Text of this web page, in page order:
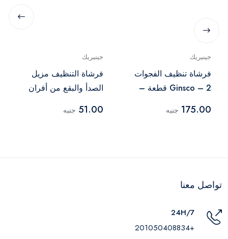
جينيريك
فرشاة تنظيف الفجوات
Ginsco – 2 قطعة –
175.00 جنيه
جينيريك
فرشاة التنظيف مزيل
الصدأ والبقع من أفران
51.00 جنيه
تواصل معنا
24H/7
+201050408834